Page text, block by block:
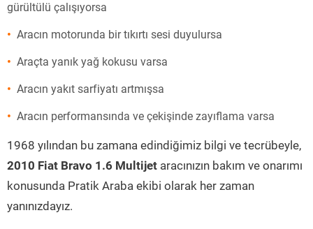
gürültülü çalışıyorsa
Aracın motorunda bir tıkırtı sesi duyulursa
Araçta yanık yağ kokusu varsa
Aracın yakıt sarfiyatı artmışsa
Aracın performansında ve çekişinde zayıflama varsa
1968 yılından bu zamana edindiğimiz bilgi ve tecrübeyle,
2010 Fiat Bravo 1.6 Multijet aracınızın bakım ve onarımı
konusunda Pratik Araba ekibi olarak her zaman
yanınızdayız.